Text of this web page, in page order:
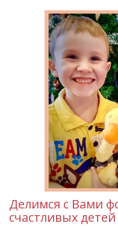
Делимся с Вами
счастливых детей